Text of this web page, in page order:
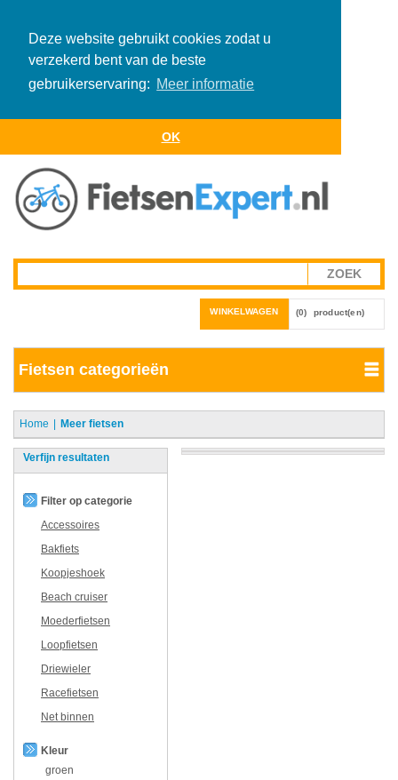
Deze website gebruikt cookies zodat u
verzekerd bent van de beste
gebruikerservaring: Meer informatie
OK
WINKELWAGEN (0) product(en)
Fietsen categorieën
Home Meer fietsen
Verfijn resultaten
Filter op categorie
Accessoires
Bakfiets
Koopjeshoek
Beach cruiser
Moederfietsen
Loopfietsen
Driewieler
Racefietsen
Net binnen
Kleur
groen